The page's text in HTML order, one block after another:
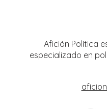
Afición Política
especializado en